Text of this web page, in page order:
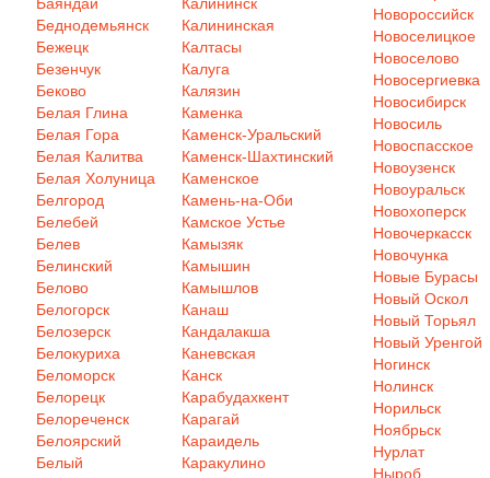
Беднодемьянск
Бежецк
Безенчук
Беково
Белая Глина
Белая Гора
Белая Калитва
Белая Холуница
Белгород
Белебей
Белев
Белинский
Белово
Белогорск
Белозерск
Белокуриха
Беломорск
Белорецк
Белореченск
Белоярский
Белый
Калининская
Калтасы
Калуга
Калязин
Каменка
Каменск-Уральский
Каменск-Шахтинский
Каменское
Камень-на-Оби
Камское Устье
Камызяк
Камышин
Камышлов
Канаш
Кандалакша
Каневская
Канск
Карабудахкент
Карагай
Караидель
Каракулино
Новороссийск
Новоселицкое
Новоселово
Новосергиевка
Новосибирск
Новосиль
Новоспасское
Новоузенск
Новоуральск
Новохоперск
Новочеркасск
Новочунка
Новые Бурасы
Новый Оскол
Новый Торьял
Новый Уренгой
Ногинск
Нолинск
Норильск
Ноябрьск
Нурлат
Ныроб